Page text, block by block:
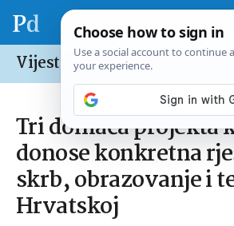
Vijesti /Hrvatska
Tri domaća projekta
donose konkretna
skrb, obrazovanje i
Hrvatskoj